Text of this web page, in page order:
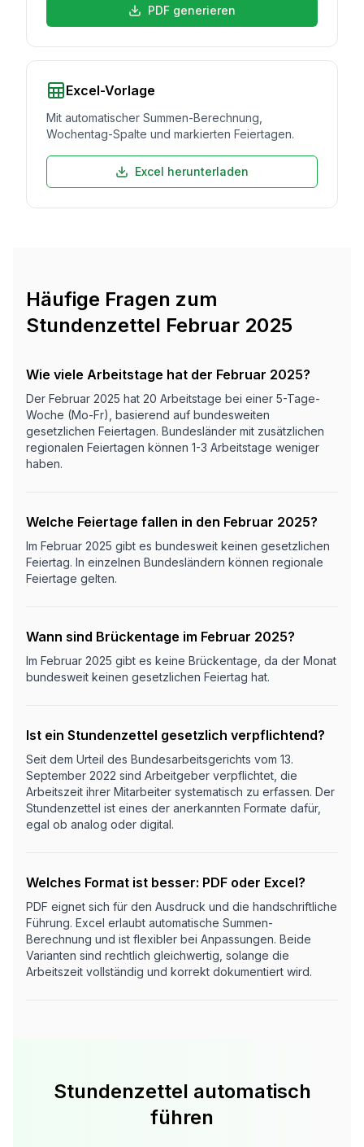
PDF generieren
Excel-Vorlage
Mit automatischer Summen-Berechnung,
Wochentag-Spalte und markierten Feiertagen.
Excel herunterladen
Häufige Fragen zum
Stundenzettel Februar 2025
Wie viele Arbeitstage hat der Februar 2025?
Der Februar 2025 hat 20 Arbeitstage bei einer 5-Tage-
Woche (Mo-Fr), basierend auf bundesweiten
gesetzlichen Feiertagen. Bundesländer mit zusätzlichen
regionalen Feiertagen können 1-3 Arbeitstage weniger
haben.
Welche Feiertage fallen in den Februar 2025?
Im Februar 2025 gibt es bundesweit keinen gesetzlichen
Feiertag. In einzelnen Bundesländern können regionale
Feiertage gelten.
Wann sind Brückentage im Februar 2025?
Im Februar 2025 gibt es keine Brückentage, da der Monat
bundesweit keinen gesetzlichen Feiertag hat.
Ist ein Stundenzettel gesetzlich verpflichtend?
Seit dem Urteil des Bundesarbeitsgerichts vom 13.
September 2022 sind Arbeitgeber verpflichtet, die
Arbeitszeit ihrer Mitarbeiter systematisch zu erfassen. Der
Stundenzettel ist eines der anerkannten Formate dafür,
egal ob analog oder digital.
Welches Format ist besser: PDF oder Excel?
PDF eignet sich für den Ausdruck und die handschriftliche
Führung. Excel erlaubt automatische Summen-
Berechnung und ist flexibler bei Anpassungen. Beide
Varianten sind rechtlich gleichwertig, solange die
Arbeitszeit vollständig und korrekt dokumentiert wird.
Stundenzettel automatisch
führen